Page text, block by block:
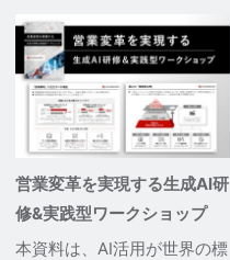
営業変革を実現する生成AI研
修&実践型ワークショップ
本資料は、AI活用が世界の標